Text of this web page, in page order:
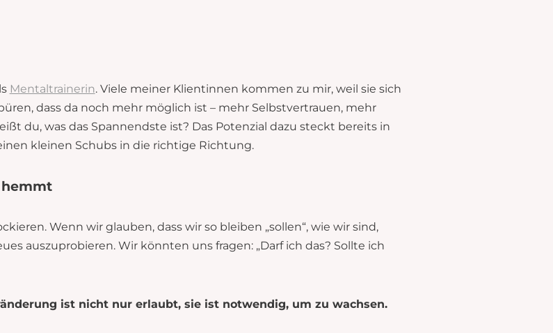
Mentaltrainerin. Viele meiner Klientinnen kommen zu mir, weil sie sich
dass da noch mehr möglich ist – mehr Selbstvertrauen, mehr
du, was das Spannendste ist? Das Potenzial dazu steckt bereits in
kleinen Schubs in die richtige Richtung.
hemmt
Wenn wir glauben, dass wir so bleiben „sollen“, wie wir sind,
auszuprobieren. Wir könnten uns fragen: „Darf ich das? Sollte ich
ist nicht nur erlaubt, sie ist notwendig, um zu wachsen.